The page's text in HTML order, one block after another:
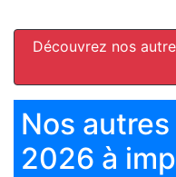
Découvrez nos
Nos
2026 à